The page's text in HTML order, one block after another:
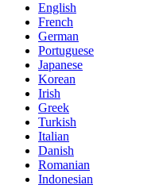
English
French
German
Portuguese
Japanese
Korean
Irish
Greek
Turkish
Italian
Danish
Romanian
Indonesian